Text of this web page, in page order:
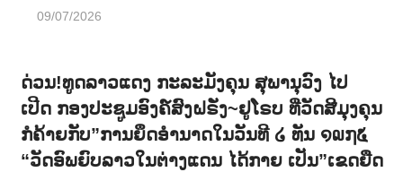
09/07/2026
ດ່ວນ!ທູດລາວແດງ ກະລະມັງຄຸນ ສຸພານຸວົງ ໄປ
ເປີດ ກອງປະຊູມອົງຄ໌ສົງຝຣັ່ງ~ຢູໂຣບ ທີ່ວັດສີມຸງຄຸນ
ກໍຄ້າຍກັບ”ການຍຶດອຳນາດໃນວັນທີ ໒ ທັນ ໑໙໗໕
“ວັດອົພຍົບລາວໃນຕ່າງແດນ ໄດ້ກາຍ ເປັນ”ເຂດຍືດ